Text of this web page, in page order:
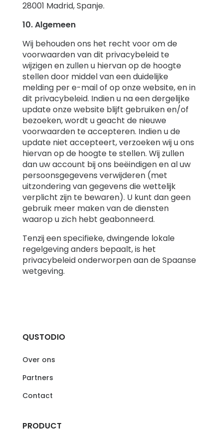
28001 Madrid, Spanje.
10. Algemeen
Wij behouden ons het recht voor om de
voorwaarden van dit privacybeleid te
wijzigen en zullen u hiervan op de hoogte
stellen door middel van een duidelijke
melding per e-mail of op onze website, en in
dit privacybeleid. Indien u na een dergelijke
update onze website blijft gebruiken en/of
bezoeken, wordt u geacht de nieuwe
voorwaarden te accepteren. Indien u de
update niet accepteert, verzoeken wij u ons
hiervan op de hoogte te stellen. Wij zullen
dan uw account bij ons beëindigen en al uw
persoonsgegevens verwijderen (met
uitzondering van gegevens die wettelijk
verplicht zijn te bewaren). U kunt dan geen
gebruik meer maken van de diensten
waarop u zich hebt geabonneerd.
Tenzij een specifieke, dwingende lokale
regelgeving anders bepaalt, is het
privacybeleid onderworpen aan de Spaanse
wetgeving.
QUSTODIO
Over ons
Partners
Contact
PRODUCT